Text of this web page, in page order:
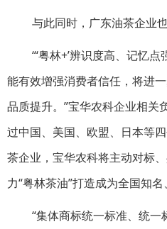
与此同时，广东油茶企业
“‘粤林+’辨识度高、记忆
能有效增强消费者信任，将进
品质提升。”宝华农科企业相关
过中国、美国、欧盟、日本等
茶企业，宝华农科将主动对标
力“粤林茶油”打造成为全国知
“集体商标统一标准、统一